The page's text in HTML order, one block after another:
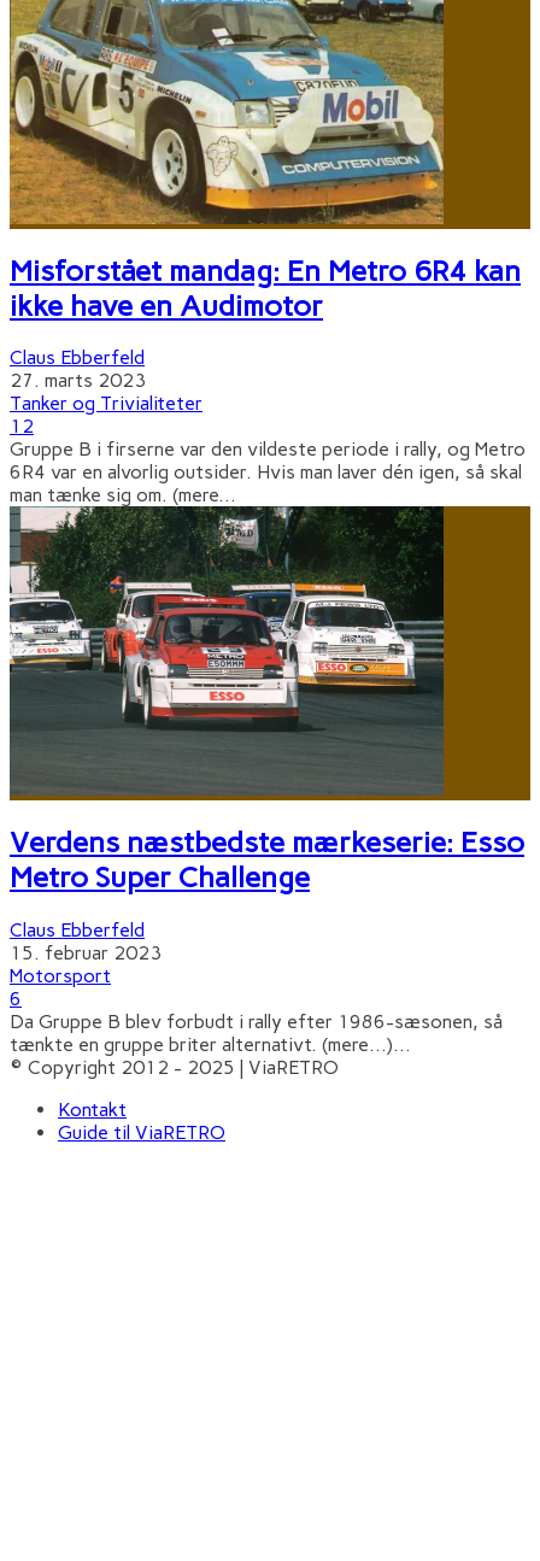
Misforstået mandag: En Metro 6R4 kan
ikke have en Audimotor
Claus Ebberfeld
27. marts 2023
Tanker og Trivialiteter
12
Gruppe B i firserne var den vildeste periode i rally, og Metro
6R4 var en alvorlig outsider. Hvis man laver dén igen, så skal
man tænke sig om. (mere...
Verdens næstbedste mærkeserie: Esso
Metro Super Challenge
Claus Ebberfeld
15. februar 2023
Motorsport
6
Da Gruppe B blev forbudt i rally efter 1986-sæsonen, så
tænkte en gruppe briter alternativt. (mere…)...
© Copyright 2012 - 2025 | ViaRETRO
Kontakt
Guide til ViaRETRO